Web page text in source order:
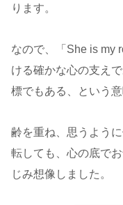
ります。
なので、「She is my
ける確かな心の支え
標でもある、という
齢を重ね、思うよう
転しても、心の底で
じみ想像しました。